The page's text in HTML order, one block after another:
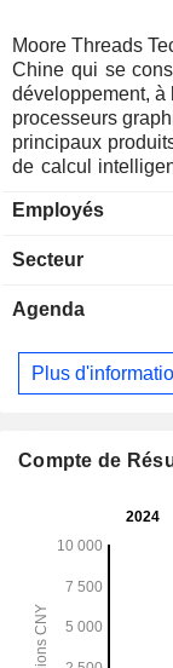
Moore Threads
Chine qui se
développement, à
processeurs
principaux
de calcul
produits
produits. Les
grands modèles,
service de
données de
nationaux et
Employés
Secteur
Agenda
Plus
Compte de